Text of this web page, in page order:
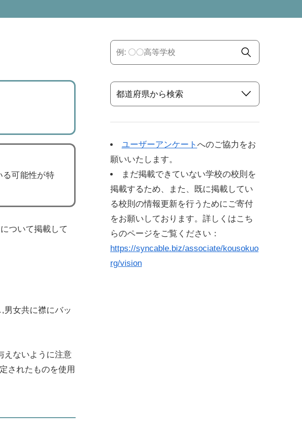
る可能性が特
ついて掲載して
男女共に襟にバッ
えないように注意
されたものを使用
ユーザーアンケート へのご協力をお
願いいたします。
まだ掲載できていない学校の校則を
掲載するため、また、既に掲載してい
る校則の情報更新を行うためにご寄付
をお願いしております。詳しくはこち
らのページをご覧ください：
https://syncable.biz/associate/kousokuo
rg/vision